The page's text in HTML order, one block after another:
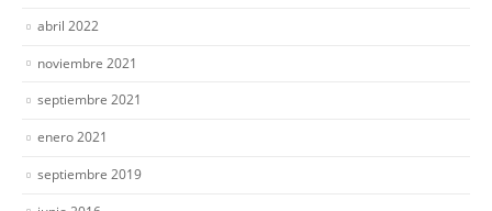
abril 2022
noviembre 2021
septiembre 2021
enero 2021
septiembre 2019